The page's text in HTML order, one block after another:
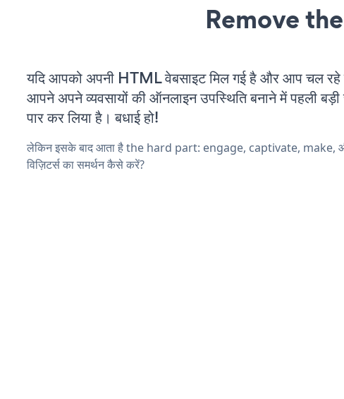
Remove
यदि आपको अपनी HTML वेबसाइट मिल गई है और आप चल रहे
आपने अपने व्यवसायों की ऑनलाइन उपस्थिति बनाने में पहली बड़ी
पार कर लिया है। बधाई हो!
लेकिन इसके बाद आता है the hard part: engage, captivate, make,
विज़िटर्स का समर्थन कैसे करें?